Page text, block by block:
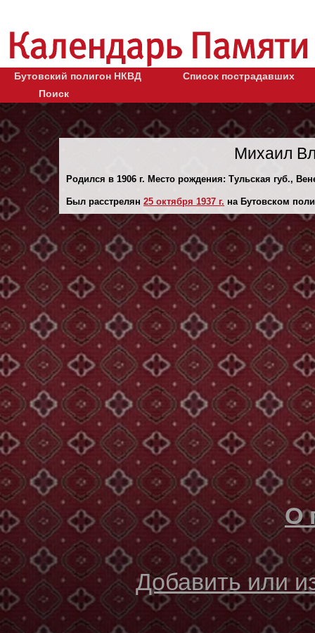
Бутовский полигон НКВД
Список пострадавших
Поиск
Михаил
Родился в 1906 г. Место рождения: Тульская губ.,
Был расстрелян 25 октября 1937 г. на Бутовском
О
Добавить или